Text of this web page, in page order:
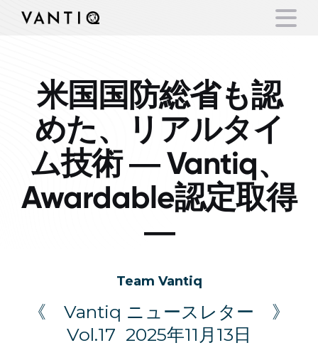
Platform
Solutions
Partners
Company
米国国防総省も認
めた、リアルタイ
ム技術 ― Vantiq、
Awardable認定取得
―
Team Vantiq
《 Vantiq ニュースレター 》
Vol.17 2025年11月13日